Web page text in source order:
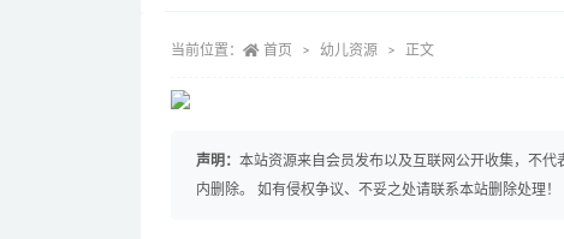
当前位置： 首页 幼儿资源 正文
声明： 本站资源来自会员发布以及互联网公开收集，不
内删除。 如有侵权争议、不妥之处请联系本站删除处理